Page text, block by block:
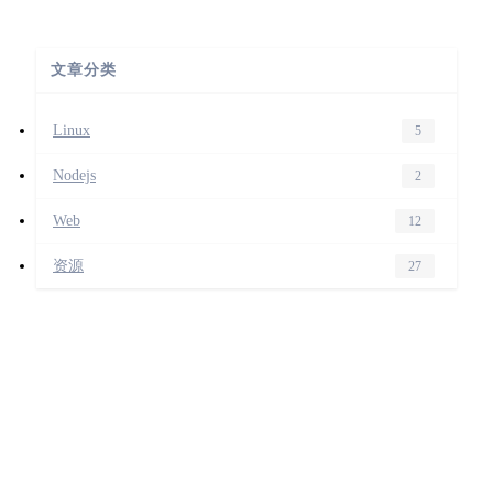
文章分类
Linux 5
Nodejs 2
Web 12
资源 27